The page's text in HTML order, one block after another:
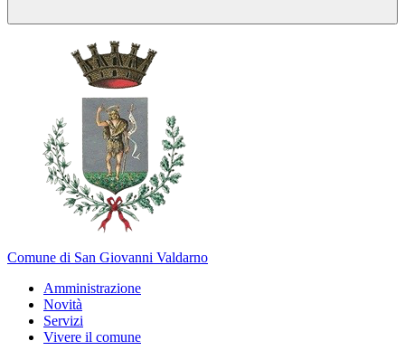
Comune di San Giovanni Valdarno
Amministrazione
Novità
Servizi
Vivere il comune